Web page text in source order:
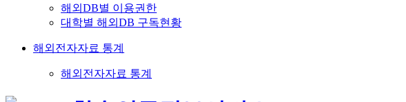
해외DB별 이용권한
대학별 해외DB 구독현황
해외전자자료 통계
해외전자자료 통계